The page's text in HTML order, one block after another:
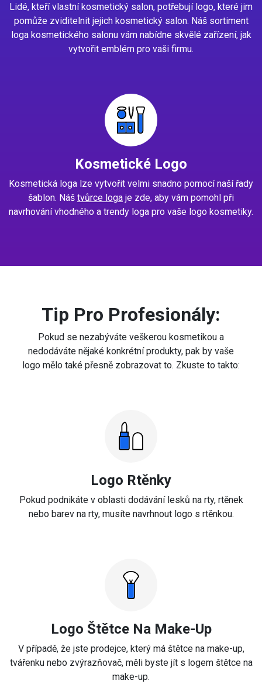
Lidé, kteří vlastní kosmetický salon, potřebují logo, které jim
pomůže zviditelnit jejich kosmetický salon. Náš sortiment
loga kosmetického salonu vám nabídne skvělé zařízení, jak
vytvořit emblém pro vaši firmu.
Kosmetické Logo
Kosmetická loga lze vytvořit velmi snadno pomocí naší řady
šablon. Náš tvůrce loga je zde, aby vám pomohl při
navrhování vhodného a trendy loga pro vaše logo kosmetiky.
Tip Pro Profesionály:
Pokud se nezabýváte veškerou kosmetikou a
nedodáváte nějaké konkrétní produkty, pak by vaše
logo mělo také přesně zobrazovat to. Zkuste to takto:
Logo Rtěnky
Pokud podnikáte v oblasti dodávání lesků na rty, rtěnek
nebo barev na rty, musíte navrhnout logo s rtěnkou.
Logo Štětce Na Make-Up
V případě, že jste prodejce, který má štětce na make-up,
tvářenku nebo zvýrazňovač, měli byste jít s logem štětce na
make-up.